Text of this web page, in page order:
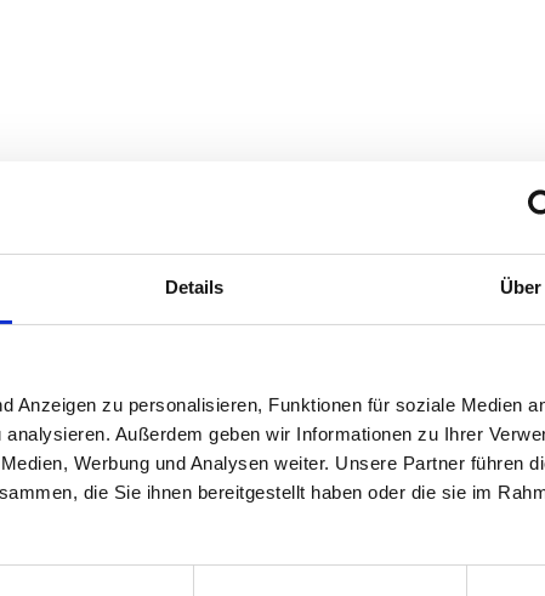
Details
Anzeigen zu personalisieren, Funktionen für soziale Medien
Außerdem geben wir Informationen zu Ihrer
Werbung und Analysen weiter. Unsere Partner führen
die Sie ihnen bereitgestellt haben oder die sie im
möglich)